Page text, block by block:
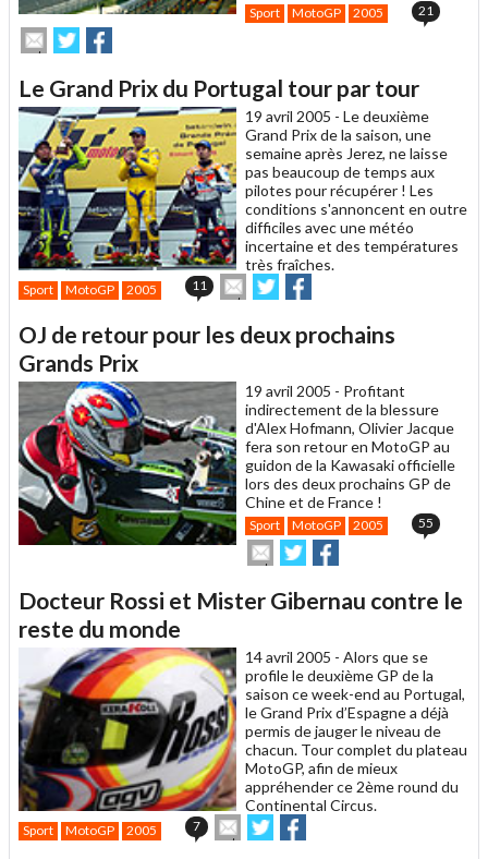
Sport MotoGP 2005 21
Envoyer
cet
à
un
Partager
sur
sur
Le Grand Prix du Portugal tour par tour
19 avril 2005 - Le deuxième
Grand Prix de la saison, une
semaine après Jerez, ne laisse
pas beaucoup de temps aux
pilotes pour récupérer ! Les
conditions s'annoncent en outre
difficiles avec une météo
incertaine et des températures
très fraîches.
Sport MotoGP 2005 11
Envoyer
cet
à
Partager
sur sur
OJ de retour pour les deux prochains
Grands Prix
19 avril 2005 - Profitant
indirectement de la blessure
d'Alex Hofmann, Olivier Jacque
fera son retour en MotoGP au
guidon de la Kawasaki officielle
lors des deux prochains GP de
Chine et de France !
Sport MotoGP 2005 55
Envoyer
cet
à
Partager
sur
sur
Docteur Rossi et Mister Gibernau contre le
reste du monde
14 avril 2005 - Alors que se
profile le deuxième GP de la
saison ce week-end au Portugal,
le Grand Prix d’Espagne a déjà
permis de jauger le niveau de
chacun. Tour complet du plateau
MotoGP, afin de mieux
appréhender ce 2ème round du
Continental Circus.
Sport MotoGP 2005 7
Envoyer
cet
Partager
sur sur